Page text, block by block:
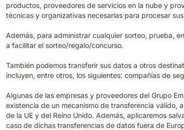
productos, proveedores de servicios en la nube y
técnicas y organizativas necesarias para procesar
Además, para administrar cualquier sorteo, prueba,
a facilitar el sorteo/regalo/concurso.
También podemos transferir sus datos a otros
incluyen, entre otros, los siguientes: compañías de
Algunas de las empresas y proveedores del Grupo
existencia de un mecanismo de transferencia válido,
de la UE y del Reino Unido. Además, aplicaremos
caso de dichas transferencias de datos fuera de